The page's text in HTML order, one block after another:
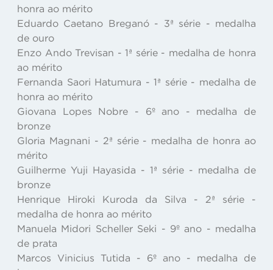
honra ao mérito
Eduardo Caetano Breganó - 3ª série - medalha
de ouro
Enzo Ando Trevisan - 1ª série - medalha de honra
ao mérito
Fernanda Saori Hatumura - 1ª série - medalha de
honra ao mérito
Giovana Lopes Nobre - 6º ano - medalha de
bronze
Gloria Magnani - 2ª série - medalha de honra ao
mérito
Guilherme Yuji Hayasida - 1ª série - medalha de
bronze
Henrique Hiroki Kuroda da Silva - 2ª série -
medalha de honra ao mérito
Manuela Midori Scheller Seki - 9º ano - medalha
de prata
Marcos Vinicius Tutida - 6º ano - medalha de